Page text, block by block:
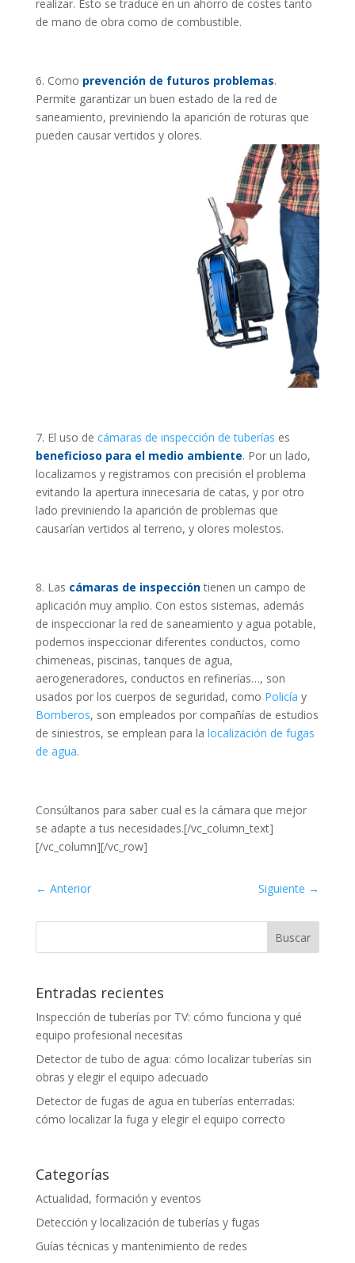
realizar. Esto se traduce en un ahorro de costes tanto
de mano de obra como de combustible.
6. Como prevención de futuros problemas.
Permite garantizar un buen estado de la red de
saneamiento, previniendo la aparición de roturas que
pueden causar vertidos y olores.
7. El uso de cámaras de inspección de tuberías es
beneficioso para el medio ambiente. Por un lado,
localizamos y registramos con precisión el problema
evitando la apertura innecesaria de catas, y por otro
lado previniendo la aparición de problemas que
causarían vertidos al terreno, y olores molestos.
8. Las cámaras de inspeccióntienen un campo de
aplicación muy amplio. Con estos sistemas, además
de inspeccionar la red de saneamiento y agua potable,
podemos inspeccionar diferentes conductos, como
chimeneas, piscinas, tanques de agua,
aerogeneradores, conductos en refinerías…, son
usados por los cuerpos de seguridad, como Policía y
Bomberos, son empleados por compañías de estudios
de siniestros, se emplean para la localización de fugas
de agua.
Consúltanos para saber cual es la cámara que mejor
se adapte a tus necesidades.[/vc_column_text]
[/vc_column][/vc_row]
← Anterior Siguiente →
Entradas recientes
Inspección de tuberías por TV: cómo funciona y qué
equipo profesional necesitas
Detector de tubo de agua: cómo localizar tuberías sin
obras y elegir el equipo adecuado
Detector de fugas de agua en tuberías enterradas:
cómo localizar la fuga y elegir el equipo correcto
Categorías
Actualidad, formación y eventos
Detección y localización de tuberías y fugas
Guías técnicas y mantenimiento de redes